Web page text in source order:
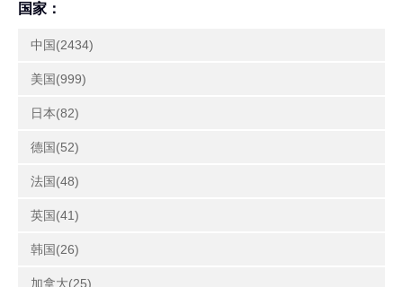
国家：
中国(2434)
美国(999)
日本(82)
德国(52)
法国(48)
英国(41)
韩国(26)
加拿大(25)